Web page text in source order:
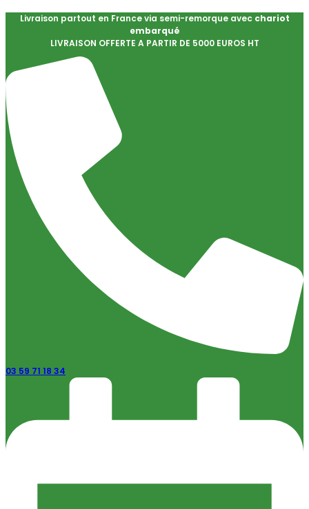
Livraison partout en France via semi-remorque avec chariot
embarqué
LIVRAISON OFFERTE A PARTIR DE 5000 EUROS HT
03 59 71 18 34